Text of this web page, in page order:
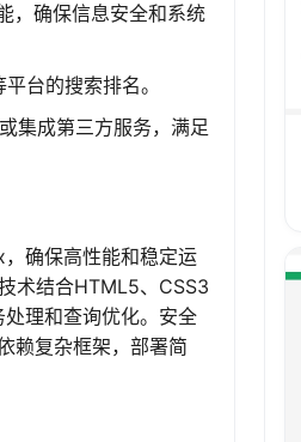
，确保信息安全和系统
台的搜索排名。
集成第三方服务，满足
确保高性能和稳定运
术结合HTML5、CSS3
理和查询优化。安全
赖复杂框架，部署简